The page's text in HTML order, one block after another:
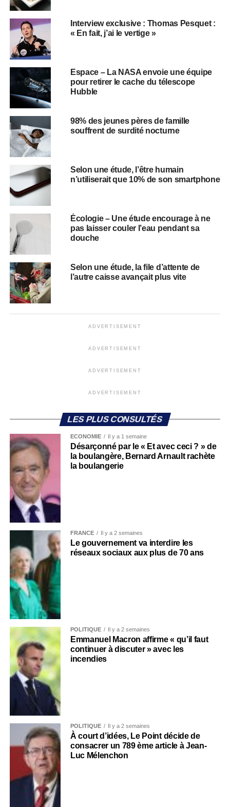
Interview exclusive : Thomas Pesquet :
« En fait, j’ai le vertige »
Espace – La NASA envoie une équipe
pour retirer le cache du télescope
Hubble
98% des jeunes pères de famille
souffrent de surdité nocturne
Selon une étude, l’être humain
n’utiliserait que 10% de son smartphone
Écologie – Une étude encourage à ne
pas laisser couler l’eau pendant sa
douche
Selon une étude, la file d’attente de
l’autre caisse avançait plus vite
ADVERTISEMENT
ADVERTISEMENT
ADVERTISEMENT
ADVERTISEMENT
LES PLUS CONSULTÉS
ECONOMIE Il y a 1 semaine
Désarçonné par le « Et avec ceci ? » de
la boulangère, Bernard Arnault rachète
la boulangerie
FRANCE Il y a 2 semaines
Le gouvernement va interdire les
réseaux sociaux aux plus de 70 ans
POLITIQUE Il y a 2 semaines
Emmanuel Macron affirme « qu’il faut
continuer à discuter » avec les
incendies
POLITIQUE Il y a 2 semaines
À court d’idées, Le Point décide de
consacrer un 789 ème article à Jean-
Luc Mélenchon